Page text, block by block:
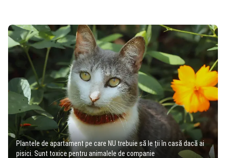
Plantele de apartament pe care NU trebuie să le ții în casă dacă ai
pisici. Sunt toxice pentru animalele de companie